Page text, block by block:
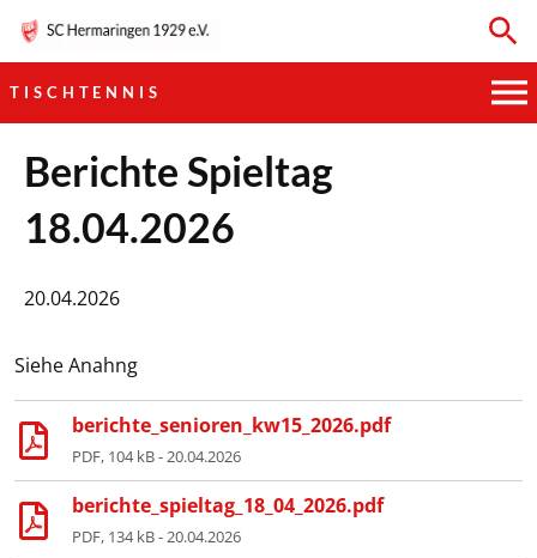
TISCHTENNIS
HAUPTVEREIN
SPORTKEGELN
TISCHTENNIS
BOGENSCHIESSEN
Berichte Spieltag
18.04.2026
20.04.2026
Siehe Anahng
berichte_senioren_kw15_2026.pdf
PDF, 104 kB - 20.04.2026
berichte_spieltag_18_04_2026.pdf
PDF, 134 kB - 20.04.2026